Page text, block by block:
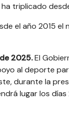
triplicado
el año 2015
2025.El
al deporte
durante la
lugar los